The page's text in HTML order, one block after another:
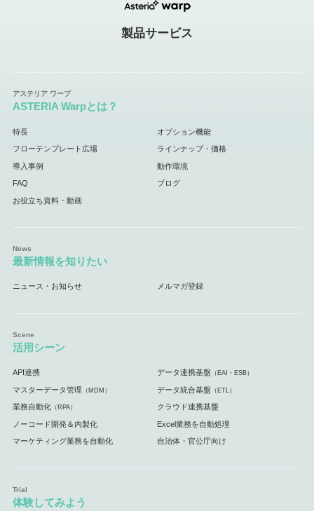
製品サービス
ASTERIA Warpとは？
特長 オプション機能
フローテンプレート広場 ラインナップ・価格
導入事例 動作環境
FAQ ブログ
お役立ち資料・動画
最新情報を知りたい
ニュース・お知らせ メルマガ登録
活用シーン
API連携 データ連携基盤 （EAI・ESB）
マスターデータ管理 （MDM） データ統合基盤 （ETL）
業務自動化（RPA） クラウド連携基盤
ノーコード開発＆内製化 Excel業務を自動処理
マーケティング業務を自動化 自治体・官公庁向け
体験してみよう